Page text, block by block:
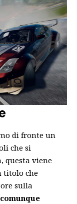
di fronte un
che si
questa viene
titolo che
sulla